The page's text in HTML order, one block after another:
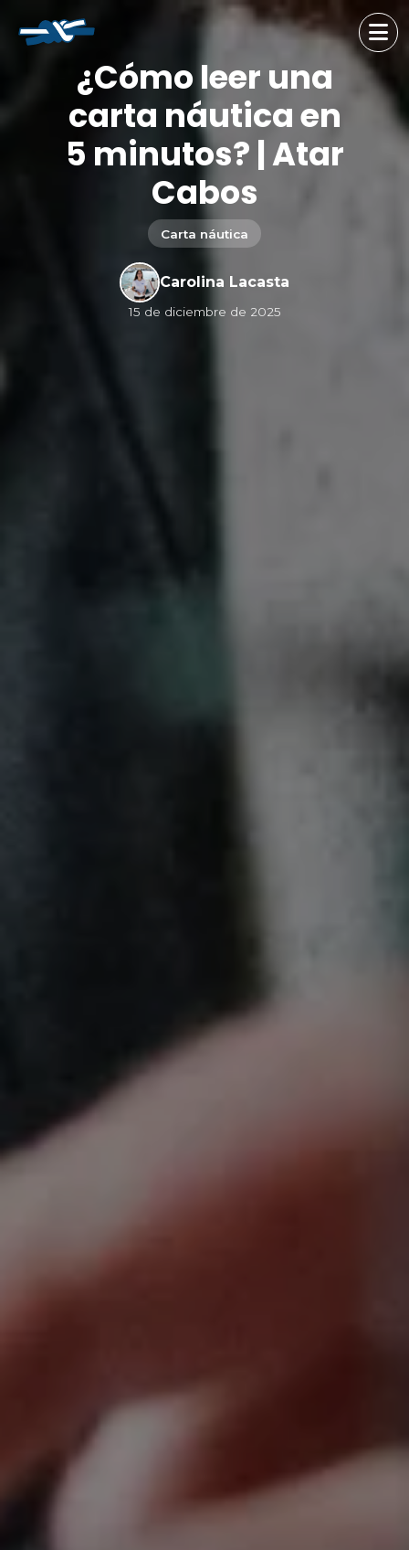
¿Cómo leer una
carta náutica en
5 minutos? | Atar
Cabos
Carta náutica
Carolina Lacasta
15 de diciembre de 2025